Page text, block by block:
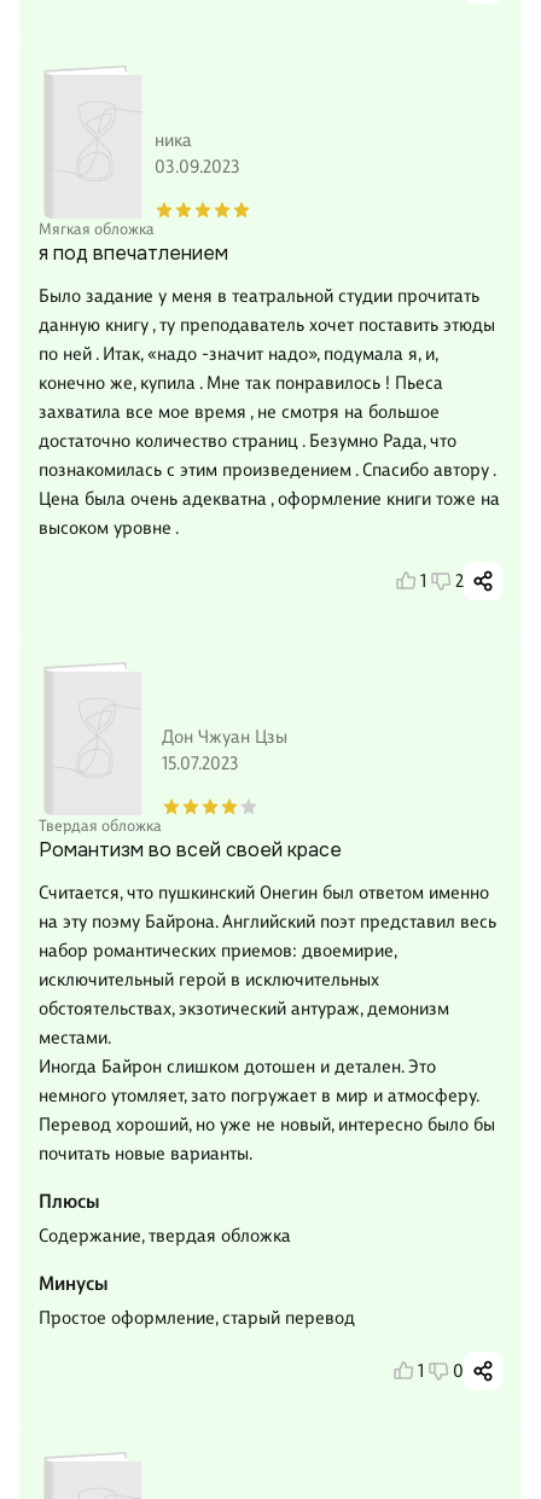
Мягкая обложка
ника
03.09.2023
я под впечатлением
Было задание у меня в театральной студии прочитать
данную книгу , ту преподаватель хочет поставить этюды
по ней . Итак, «надо -значит надо», подумала я, и,
конечно же, купила . Мне так понравилось ! Пьеса
захватила все мое время , не смотря на большое
достаточно количество страниц . Безумно Рада, что
познакомилась с этим произведением . Спасибо автору .
Цена была очень адекватна , оформление книги тоже на
высоком уровне .
1 2
Твердая обложка
Дон Чжуан Цзы
15.07.2023
Романтизм во всей своей красе
Считается, что пушкинский Онегин был ответом именно
на эту поэму Байрона. Английский поэт представил весь
набор романтических приемов: двоемирие,
исключительный герой в исключительных
обстоятельствах, экзотический антураж, демонизм
местами.
Иногда Байрон слишком дотошен и детален. Это
немного утомляет, зато погружает в мир и атмосферу.
Перевод хороший, но уже не новый, интересно было бы
почитать новые варианты.
Плюсы
Содержание, твердая обложка
Минусы
Простое оформление, старый перевод
1 0